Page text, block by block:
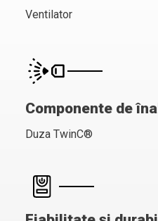
Ventilator
Componente de
Duza TwinC®